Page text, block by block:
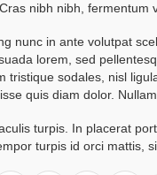
nibh nibh, fermentum
nunc in ante volutpat
lorem, sed
tristique sodales, nisl
quis diam dolor.
turpis. In placerat
turpis id orci mattis,